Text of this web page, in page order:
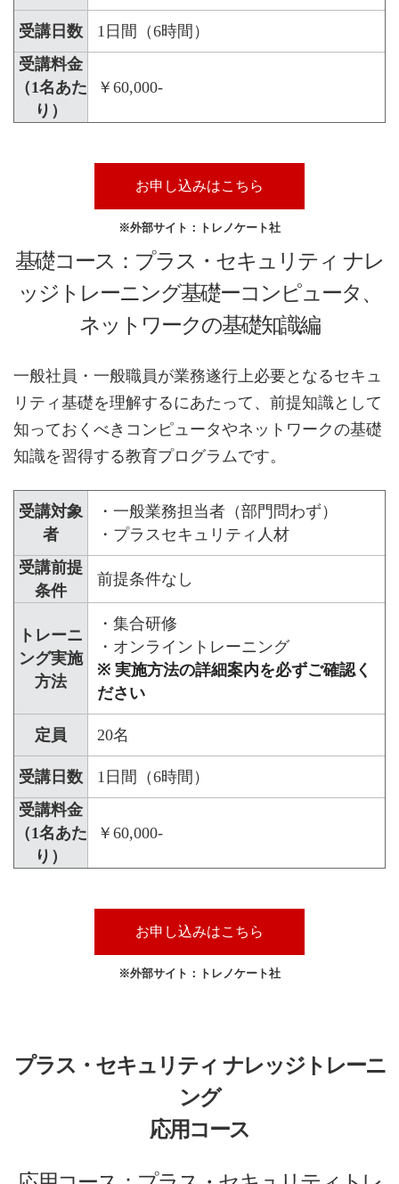
受講日数
1日間（6時間）
受講料金
（1名あた
り）
￥60,000-
お申し込みはこちら
※外部サイト：トレノケート社
基礎コース：プラス・セキュリティ ナレ
ッジトレーニング基礎ーコンピュータ、
ネットワークの基礎知識編
一般社員・一般職員が業務遂行上必要となるセキュ
リティ基礎を理解するにあたって、前提知識として
知っておくべきコンピュータやネットワークの基礎
知識を習得する教育プログラムです。
受講対象
者
・一般業務担当者（部門問わず）
・プラスセキュリティ人材
受講前提
条件
前提条件なし
トレーニ
ング実施
方法
・集合研修
・オンライントレーニング
※ 実施方法の詳細案内を必ずご確認く
ださい
定員 20名
受講日数
1日間（6時間）
受講料金
（1名あた
り）
￥60,000-
お申し込みはこちら
※外部サイト：トレノケート社
プラス・セキュリティ ナレッジトレーニ
ング
応用コース